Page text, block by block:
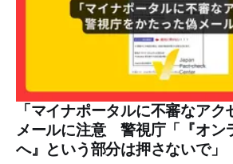
のビデオでは、彼が中国を訪問中に中
らいながら頭を下げています」という英
ポストされ、表示は20万件を超える。 投稿には「私の日本
語力が衰えていたら申し訳ないですが
いてあるように見えます」などの英語
本が犯した残虐行為を謝罪するのは悪
「共産主義者に恥じて頭を下げるべき
散した投稿を真に受けた反応も多いため検証
程 動
「マイナポータルに不審なア
メールに注意 警視庁「『オン
へ』という部分は押さないで」